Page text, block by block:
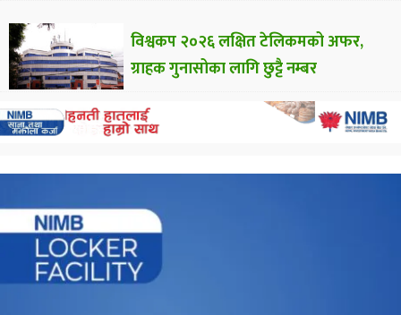
विश्वकप २०२६ लक्षित टेलिकमको अफर,
ग्राहक गुनासोका लागि छुट्टै नम्बर